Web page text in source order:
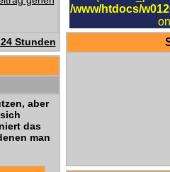
Stunden
aber
das
man
/www/htdocs/